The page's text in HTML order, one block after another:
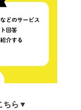
ちら▼